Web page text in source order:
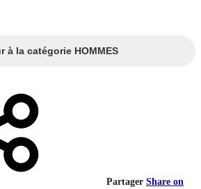
à la catégorie HOMMES
Partager Share on